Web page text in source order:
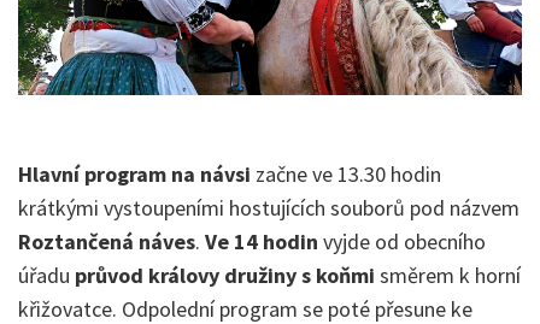
Hlavní program na návsi začne ve 13.30 hodin
krátkými vystoupeními hostujících souborů pod názvem
Roztančená náves. Ve 14 hodin vyjde od obecního
úřadu průvod královy družiny s koňmi směrem k horní
křižovatce. Odpolední program se poté přesune ke